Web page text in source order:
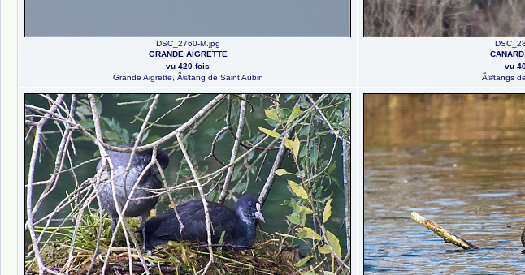
DSC_2760-M.jpg
GRANDE AIGRETTE
vu 420 fois
Grande Aigrette, Ã©tang de Saint Aubin
vu
Ã©tangs